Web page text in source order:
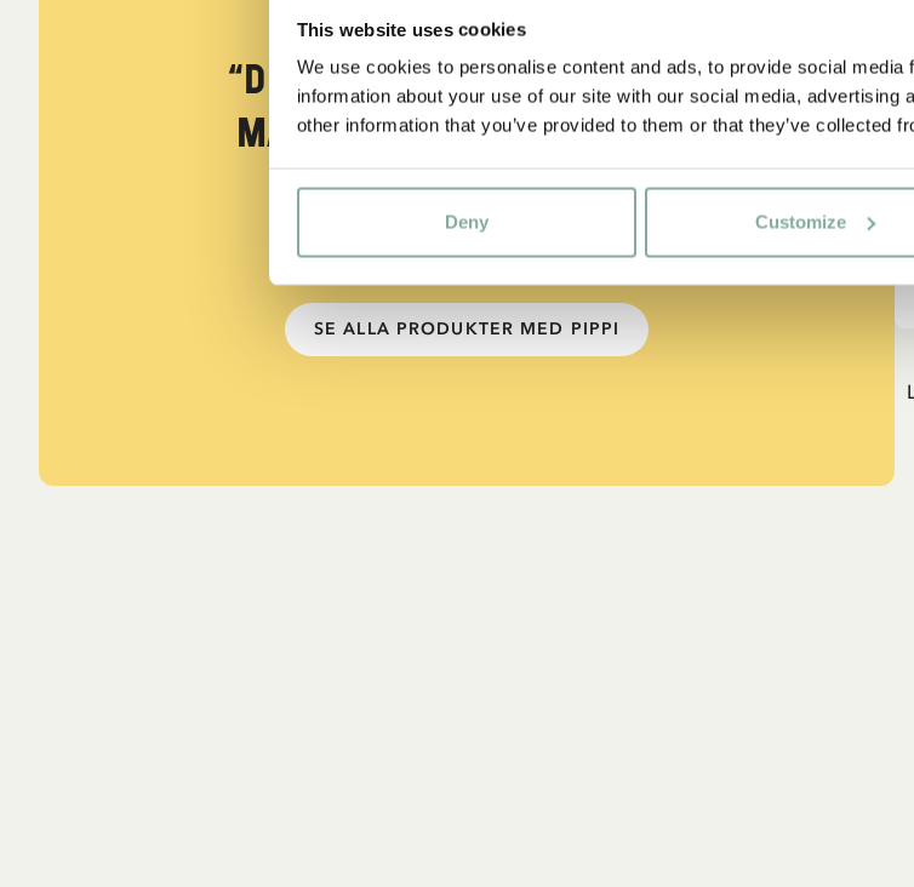
This website uses cookies
We use cookies to personalise content and ads, to provide social
information about your use of our site with our social media, advertising
other information that you’ve provided to them or that they’ve collected
Deny Customize
CITAT
“Den som är väldigt stark
måste också vara väldigt
snäll.”
Berättaren i "Känner du Pippi Långstrump?"
SE ALLA PRODUKTER MED PIPPI